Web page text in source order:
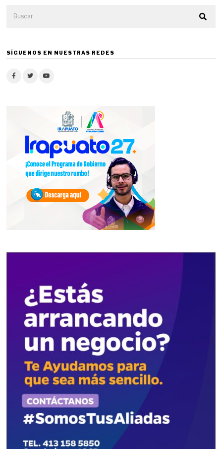
SÍGUENOS EN NUESTRAS REDES